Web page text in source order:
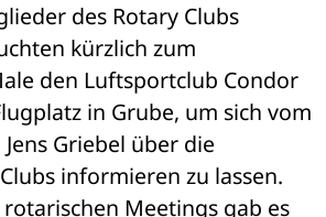
des Rotary Clubs
kürzlich zum
den Luftsportclub Condor
in Grube, um sich vom
Griebel über die
informieren zu lassen.
Meetings gab es